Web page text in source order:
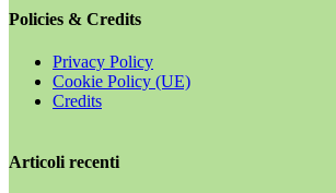
Policies & Credits
Privacy Policy
Cookie Policy (UE)
Credits
Articoli recenti